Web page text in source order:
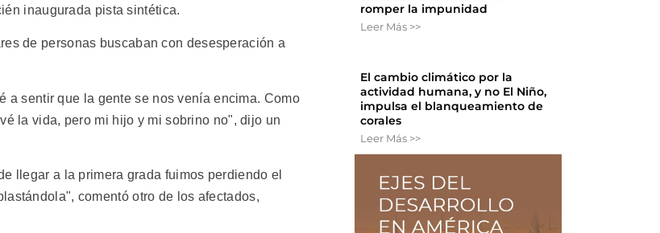
inaugurada pista sintética.
de personas buscaban con desesperación a
a sentir que la gente se nos venía encima. Como
la vida, pero mi hijo y mi sobrino no", dijo un
llegar a la primera grada fuimos perdiendo el
comentó otro de los afectados,
romper la impunidad
Leer Más >>
El cambio climático por la
actividad humana, y no El Niño,
impulsa el blanqueamiento de
corales
Leer Más >>